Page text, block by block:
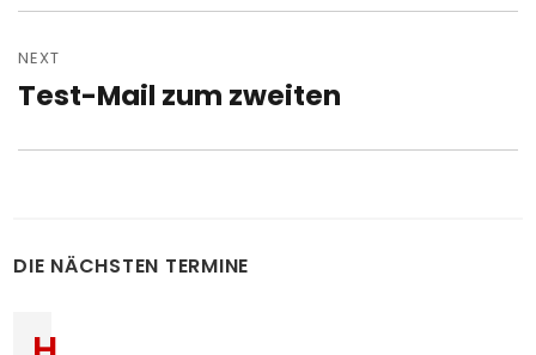
NEXT
Next
Test-Mail zum zweiten
DIE NÄCHSTEN TERMINE